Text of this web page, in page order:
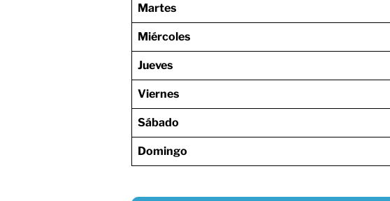
Martes
Miércoles
Jueves
Viernes
Sábado
Domingo